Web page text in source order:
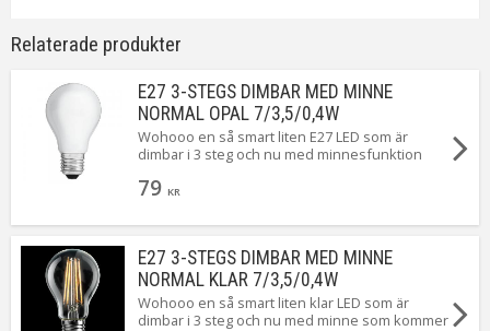
Tillverkare
Relaterade produkter
E27 3-STEGS DIMBAR MED MINNE
NORMAL OPAL 7/3,5/0,4W
Wohooo en så smart liten E27 LED som är
dimbar i 3 steg och nu med minnesfunktion
först tänder ger den 7W. Släck och tänd igen så
0,4W ...Magiskt!
79 KR
E27 3-STEGS DIMBAR MED MINNE
NORMAL KLAR 7/3,5/0,4W
Wohooo en så smart liten klar LED som är
dimbar i 3 steg och nu med minne som kommer